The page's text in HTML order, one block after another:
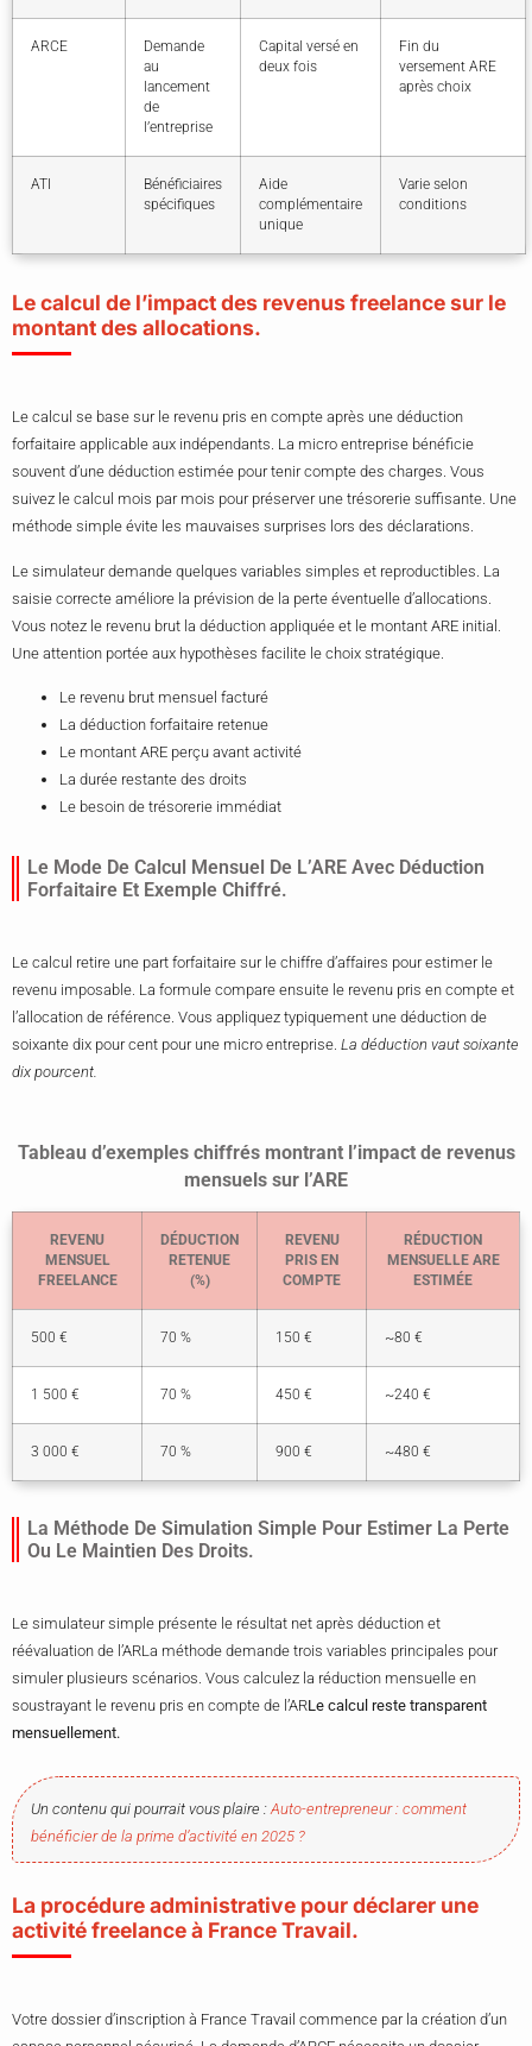
ARCE
Demande
au
lancement
de
l’entreprise
Capital versé en
deux fois
Fin du
versement ARE
après choix
ATI
Bénéficiaires
spécifiques
Aide
complémentaire
unique
Varie selon
conditions
Le calcul de l’impact des revenus freelance sur le
montant des allocations.
Le calcul se base sur le revenu pris en compte après une déduction
forfaitaire applicable aux indépendants. La micro entreprise bénéficie
souvent d’une déduction estimée pour tenir compte des charges. Vous
suivez le calcul mois par mois pour préserver une trésorerie suffisante. Une
méthode simple évite les mauvaises surprises lors des déclarations.
Le simulateur demande quelques variables simples et reproductibles. La
saisie correcte améliore la prévision de la perte éventuelle d’allocations.
Vous notez le revenu brut la déduction appliquée et le montant ARE initial.
Une attention portée aux hypothèses facilite le choix stratégique.
Le revenu brut mensuel facturé
La déduction forfaitaire retenue
Le montant ARE perçu avant activité
La durée restante des droits
Le besoin de trésorerie immédiat
Le Mode De Calcul Mensuel De L’ARE Avec Déduction
Forfaitaire Et Exemple Chiffré.
Le calcul retire une part forfaitaire sur le chiffre d’affaires pour estimer le
revenu imposable. La formule compare ensuite le revenu pris en compte et
l’allocation de référence. Vous appliquez typiquement une déduction de
soixante dix pour cent pour une micro entreprise. La déduction vaut soixante
dix pourcent.
Tableau d’exemples chiffrés montrant l’impact de revenus
mensuels sur l’ARE
REVENU
MENSUEL
FREELANCE
DÉDUCTION
RETENUE
(%)
REVENU
PRIS EN
COMPTE
RÉDUCTION
MENSUELLE ARE
ESTIMÉE
500 € 70 % 150 € ~80 €
1 500 € 70 % 450 € ~240 €
3 000 € 70 % 900 € ~480 €
La Méthode De Simulation Simple Pour Estimer La Perte
Ou Le Maintien Des Droits.
Le simulateur simple présente le résultat net après déduction et
réévaluation de l’ARLa méthode demande trois variables principales pour
simuler plusieurs scénarios. Vous calculez la réduction mensuelle en
soustrayant le revenu pris en compte de l’ARLe calcul reste transparent
mensuellement.
Un contenu qui pourrait vous plaire :Auto-entrepreneur : comment
bénéficier de la prime d’activité en 2025 ?
La procédure administrative pour déclarer une
activité freelance à France Travail.
Votre dossier d’inscription à France Travail commence par la création d’un